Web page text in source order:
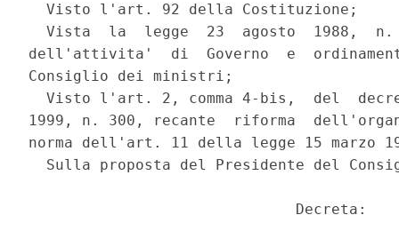
  Visto l'art. 92 della Costituzione;
Vista  la  legge  23  agosto  1988,
dell'attivita'  di  Governo  e
Consiglio dei ministri;
Visto l'art. 2, comma 4-bis,  del
1999, n. 300, recante  riforma
norma dell'art. 11 della legge 15 marzo
Sulla proposta del Presidente del
                              Decreta: